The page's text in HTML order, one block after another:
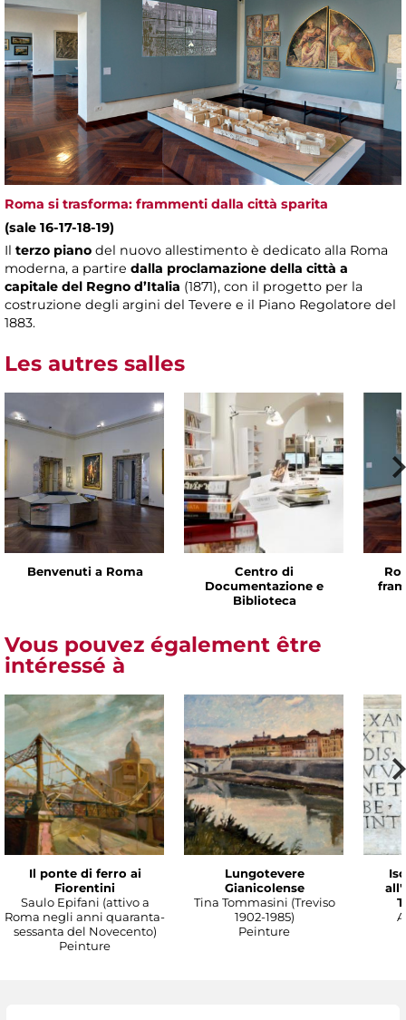
Roma si trasforma: frammenti dalla città sparita
(sale 16-17-18-19)
Il terzo piano del nuovo allestimento è dedicato alla Roma
moderna, a partire dalla proclamazione della città a
capitale del Regno d’Italia (1871), con il progetto per la
costruzione degli argini del Tevere e il Piano Regolatore del
1883.
Les autres salles
Benvenuti a Roma
Centro di
Documentazione e
Biblioteca
Vous pouvez également être
intéressé à
Il ponte di ferro ai
Fiorentini
Saulo Epifani (attivo a
Roma negli anni quaranta-
sessanta del Novecento)
Peinture
Lungotevere
Gianicolense
Tina Tommasini (Treviso
1902-1985)
Peinture